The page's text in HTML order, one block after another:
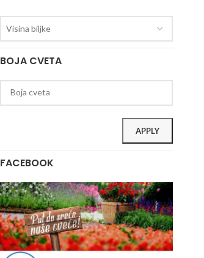
Visina biljke
BOJA CVETA
APPLY
FACEBOOK